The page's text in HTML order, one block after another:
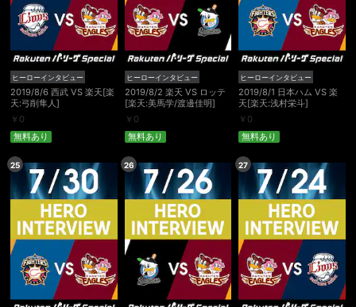
ヒーローインタビュー
2019/8/6 西武 VS 楽天[楽
天:弓削隼人]
￥ 0
無料あり
ヒーローインタビュー
2019/8/2 楽天 VS ロッテ
[楽天:美馬学/渡邊佳明]
￥ 0
無料あり
ヒーローインタビュー
2019/8/1 日本ハム VS 楽
天[楽天:浅村栄斗]
￥ 0
無料あり
25 26 27